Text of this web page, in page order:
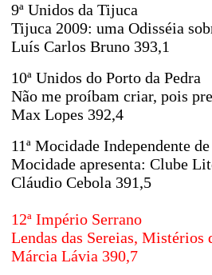
9ª Unidos da Tijuca
Tijuca 2009: uma Odisséia
Luís Carlos Bruno 393,1
10ª Unidos do Porto da Pedra
Não me proíbam criar, pois
Max Lopes 392,4
11ª Mocidade Independente
Mocidade apresenta: Clube
Cláudio Cebola 391,5
12ª Império Serrano
Lendas das Sereias, Mistérios
Márcia Lávia 390,7